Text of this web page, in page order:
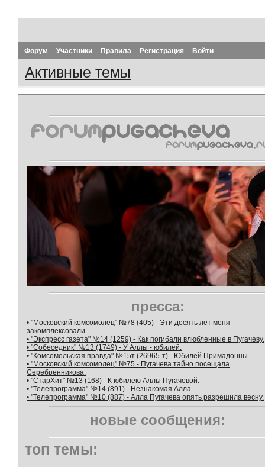
Форум Участники Правила Регистрация Войти
Активные темы
пресса:
• "Московский комсомолец" №78 (405) - Эти десять лет меня
закомплексовали.
• "Экспресс газета" №14 (1259) - Как погибали влюбленные в Пугачеву.
• "Собеседник" №13 (1749) - У Аллы - юбилей.
• "Комсомольская правда" №15т (26965-т) - Юбилей Примадонны.
• "Московский комсомолец" №75 - Пугачева тайно посещала
Серебренникова.
• "СтарХит" №13 (168) - К юбилею Аллы Пугачевой.
• "Телепрограмма" №14 (891) - Незнакомая Алла.
• "Телепрограмма" №10 (887) - Алла Пугачева опять разрешила весну.
новые сообщения:
топ темы: